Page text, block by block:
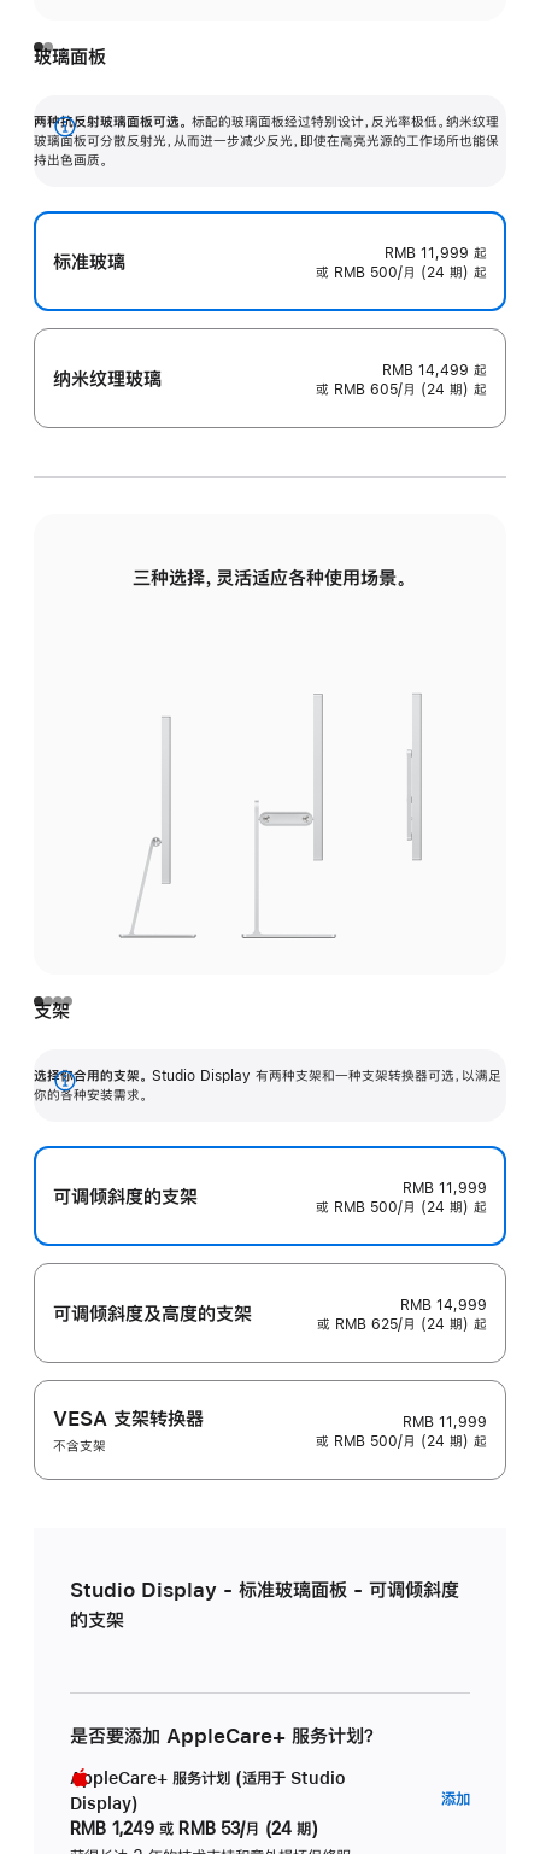
玻璃面板
两种抗反射玻璃面板可选。 标配的玻璃面板经过特别设计，反光率极低。纳米纹理
玻璃面板可分散反射光，从而进一步减少反光，即使在高亮光源的工作场所也能保
持出色画质。
展
开
标准玻璃 RMB 11,999 起
或 RMB 500/月 (24 期) 起
纳米纹理玻璃 RMB 14,499 起
或 RMB 605/月 (24 期) 起
三种选择，灵活适应各种使用场景。
支架
选择你合用的支架。 Studio Display 有两种支架和一种支架转换器可选，以满足
你的各种安装需求。
展
可调倾斜度的支架
RMB 11,999
或 RMB 500/月 (24 期) 起
可调倾斜度及高‍度的支‍架
RMB 14,999
或 RMB 625/月 (24 期) 起
VESA 支架转换器
不含支架
RMB 11,999
或 RMB 500/月 (24 期) 起
Studio Display - 标准玻璃面板 - 可调倾斜度
的支架
是否要添加 AppleCare+ 服务计划？
AppleCare+ 服务计划 (适用于 Studio
Display)
RMB 1,249 或 RMB 53/月 (24 期)
添加